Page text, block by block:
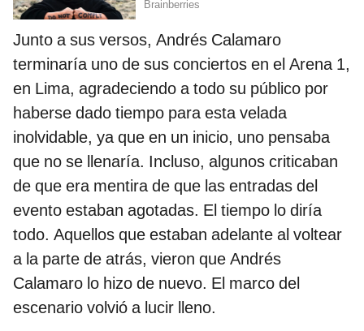
Junto a sus versos, Andrés Calamaro
terminaría uno de sus conciertos en el Arena 1,
en Lima, agradeciendo a todo su público por
haberse dado tiempo para esta velada
inolvidable, ya que en un inicio, uno pensaba
que no se llenaría. Incluso, algunos criticaban
de que era mentira de que las entradas del
evento estaban agotadas. El tiempo lo diría
todo. Aquellos que estaban adelante al voltear
a la parte de atrás, vieron que Andrés
Calamaro lo hizo de nuevo. El marco del
escenario volvió a lucir lleno.